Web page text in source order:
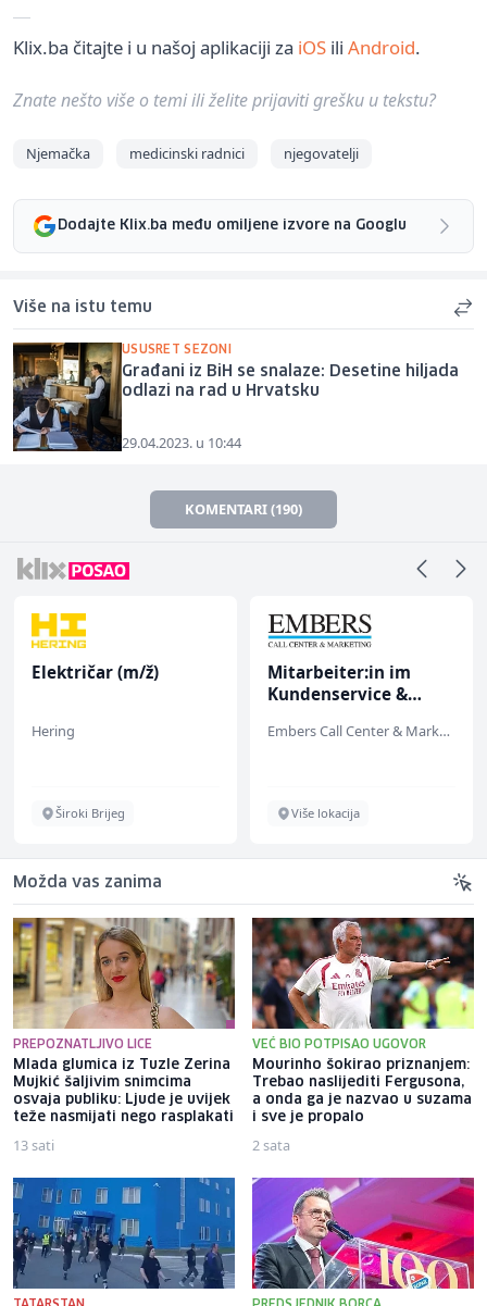
Klix.ba čitajte i u našoj aplikaciji za iOS ili Android.
Znate nešto više o temi ili želite prijaviti grešku u tekstu?
Njemačka medicinski radnici njegovatelji
Dodajte Klix.ba među omiljene izvore na Googlu
Više na istu temu
USUSRET SEZONI
Građani iz BiH se snalaze: Desetine hiljada
odlazi na rad u Hrvatsku
29.04.2023. u 10:44
KOMENTARI (190)
Električar (m/ž)
Hering
Široki Brijeg
Mitarbeiter:in im
Kundenservice &
Embers Call Center & Marketing
Više lokacija
Možda vas zanima
PREPOZNATLJIVO LICE
Mlada glumica iz Tuzle Zerina
Mujkić šaljivim snimcima
osvaja publiku: Ljude je uvijek
teže nasmijati nego rasplakati
13 sati
VEĆ BIO POTPISAO UGOVOR
Mourinho šokirao priznanjem:
Trebao naslijediti Fergusona,
a onda ga je nazvao u suzama
i sve je propalo
2 sata